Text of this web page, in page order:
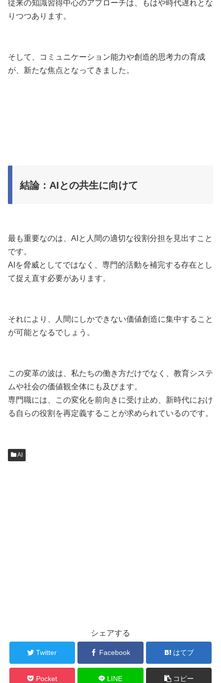
従来の知識習得中心のアプローチは、もはや時代遅れとな
りつつあります。
そして、コミュニケーション能力や創造的思考力の育成
が、新たな焦点となってきました。
結論：AIとの共生に向けて
最も重要なのは、AIと人間の適切な役割分担を見出すこと
です。
AIを脅威としてではなく、専門的活動を補完する存在とし
て捉え直す必要があります。
それにより、人間にしかできない価値創造に集中すること
が可能となるでしょう。
この変革の波は、私たちの働き方だけでなく、教育システ
ムや社会の価値観全体にも及びます。
専門職には、この変化を前向きに受け止め、新時代におけ
る自らの役割を再定義することが求められているのです。
AI
シェアする
Twitter Facebook はてブ
Pocket LINE コピー